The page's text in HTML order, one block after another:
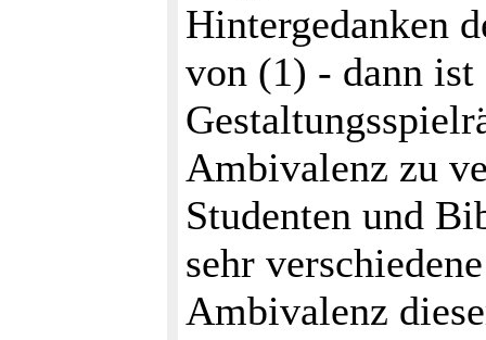
Hintergedanken
von (1) - dann
Ambivalenz zu
Studenten und
sehr
Ambivalenz